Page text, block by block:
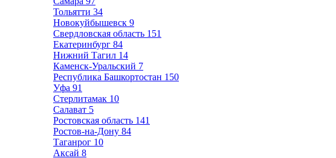
Тольятти 34
Новокуйбышевск 9
Свердловская область 151
Екатеринбург 84
Нижний Тагил 14
Каменск-Уральский 7
Республика Башкортостан 150
Уфа 91
Стерлитамак 10
Салават 5
Ростовская область 141
Ростов-на-Дону 84
Таганрог 10
Аксай 8